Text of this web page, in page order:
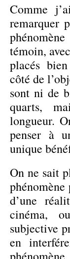
Comme
remarquer
témoin,
placés
côté de
sont ni de
quarts,
longueur.
penser à
unique
On ne sait
phénomène
d’une
cinéma,
subjective
en